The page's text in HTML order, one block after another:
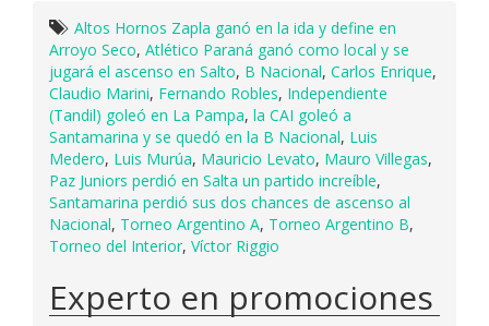
Altos Hornos Zapla ganó en la ida y define en
Arroyo Seco, Atlético Paraná ganó como local y se
jugará el ascenso en Salto, B Nacional, Carlos Enrique,
Claudio Marini, Fernando Robles, Independiente
(Tandil) goleó en La Pampa, la CAI goleó a
Santamarina y se quedó en la B Nacional, Luis
Medero, Luis Murúa, Mauricio Levato, Mauro Villegas,
Paz Juniors perdió en Salta un partido increíble,
Santamarina perdió sus dos chances de ascenso al
Nacional, Torneo Argentino A, Torneo Argentino B,
Torneo del Interior, Víctor Riggio
Experto en promociones